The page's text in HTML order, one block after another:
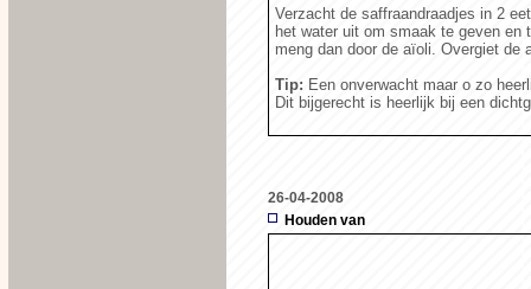
Verzacht de saffraandraadjes in 2
het water uit om smaak te geven en
meng dan door de aïoli. Overgiet de
Tip: Een onverwacht maar o zo
Dit bijgerecht is heerlijk bij een
26-04-2008
Houden van